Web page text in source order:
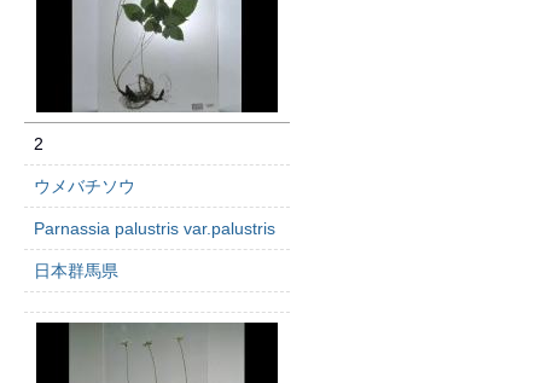
2
ウメバチソウ
Parnassia palustris var.palustris
日本群馬県